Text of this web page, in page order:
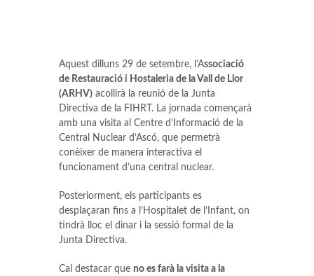
Aquest dilluns 29 de setembre, l’Associació
de Restauració i Hostaleria de la Vall de Llor
(ARHV) acollirà la reunió de la Junta
Directiva de la FIHRT. La jornada començarà
amb una visita al Centre d’Informació de la
Central Nuclear d’Ascó, que permetrà
conèixer de manera interactiva el
funcionament d’una central nuclear.
Posteriorment, els participants es
desplaçaran fins a l’Hospitalet de l’Infant, on
tindrà lloc el dinar i la sessió formal de la
Junta Directiva.
Cal destacar que no es farà la visita a la